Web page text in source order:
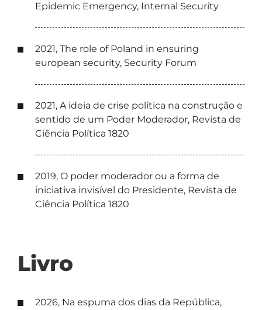
Epidemic Emergency, Internal Security
2021, The role of Poland in ensuring
european security, Security Forum
2021, A ideia de crise política na construção e
sentido de um Poder Moderador, Revista de
Ciência Política 1820
2019, O poder moderador ou a forma de
iniciativa invisível do Presidente, Revista de
Ciência Política 1820
Livro
2026, Na espuma dos dias da República,